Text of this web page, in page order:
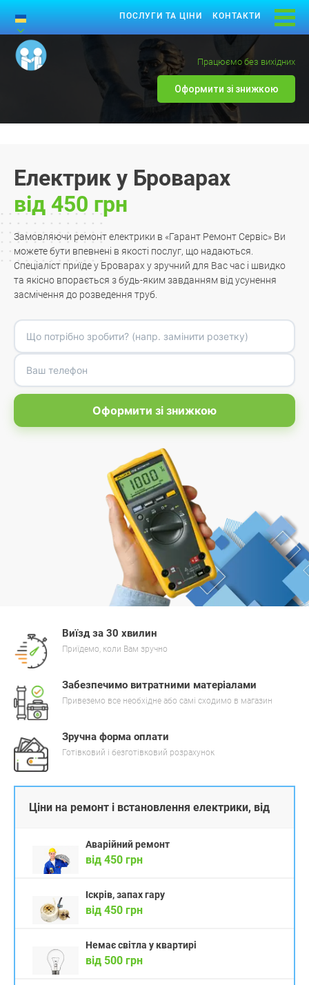
ПОСЛУГИ ТА ЦІНИ КОНТАКТИ
Працюємо без вихідних
Оформити зі знижкою
Електрик у Броварах
від 450 грн
Замовляючи ремонт електрики в «Гарант Ремонт Сервіс» Ви
можете бути впевнені в якості послуг, що надаються.
Спеціаліст приїде у Броварах у зручний для Вас час і швидко
та якісно впорається з будь-яким завданням від усунення
засмічення до розведення труб.
Оформити зі знижкою
Виїзд за 30 хвилин
Приїдемо, коли Вам зручно
Забезпечимо витратними матеріалами
Привеземо все необхідне або самі сходимо в магазин
Зручна форма оплати
Готівковий і безготівковий розрахунок
Ціни на ремонт і встановлення електрики, від
Аварійний ремонт
від 450 грн
Іскрів, запах гару
від 450 грн
Немає світла у квартирі
від 500 грн